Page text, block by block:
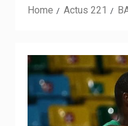
Home Actus 221